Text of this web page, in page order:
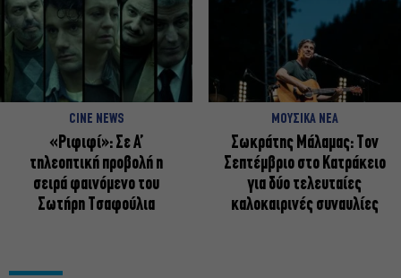
CINE NEWS
«Ριφιφί»: Σε Α’
τηλεοπτική προβολή η
σειρά φαινόμενο του
Σωτήρη Τσαφούλια
ΜΟΥΣΙΚΑ ΝΕΑ
Σωκράτης Μάλαμας: Τον
Σεπτέμβριο στο Κατράκειο
για δύο τελευταίες
καλοκαιρινές συναυλίες